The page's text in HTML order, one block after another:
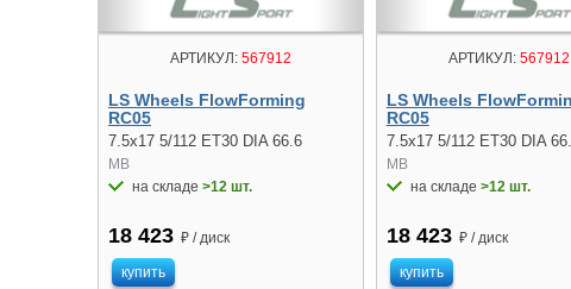
АРТИКУЛ:567912
LS Wheels FlowForming
RC05
7.5x17 5/112 ET30 DIA 66.6
MB
на складе >12 шт.
18 423 ₽ / диск
купить
АРТИКУЛ:567912
LS Wheels
RC05
7.5x17 5/112 ET30 DIA
MB
на складе >12 шт.
18 423 ₽ / диск
купить